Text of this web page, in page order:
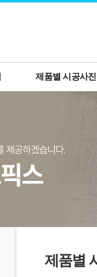
제품별 시공사진
제품별